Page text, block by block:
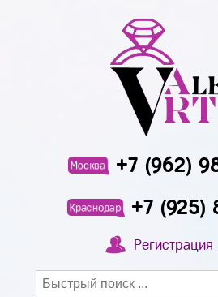
Москва +7 (962)
Краснодар +7 (925)